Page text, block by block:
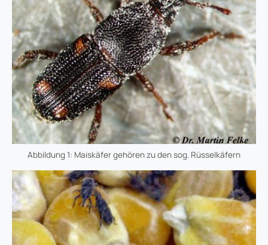
Abbildung 1: Maiskäfer gehören zu den sog. Rüsselkäfern